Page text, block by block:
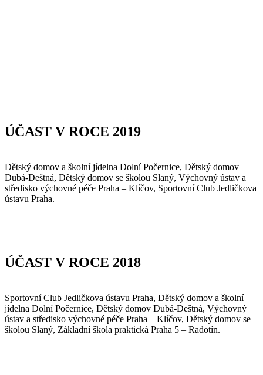
ÚČAST V ROCE 2019
Dětský domov a školní jídelna Dolní Počernice, Dětský domov
Dubá-Deštná, Dětský domov se školou Slaný, Výchovný ústav a
středisko výchovné péče Praha – Klíčov, Sportovní Club Jedličkova
ústavu Praha.
ÚČAST V ROCE 2018
Sportovní Club Jedličkova ústavu Praha, Dětský domov a školní
jídelna Dolní Počernice, Dětský domov Dubá-Deštná, Výchovný
ústav a středisko výchovné péče Praha – Klíčov, Dětský domov se
školou Slaný, Základní škola praktická Praha 5 – Radotín.